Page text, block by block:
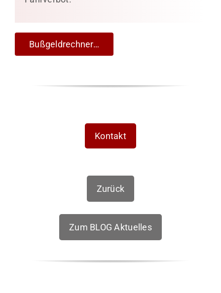
Bußgeldrechner…
Kontakt
Zurück
Zum BLOG Aktuelles